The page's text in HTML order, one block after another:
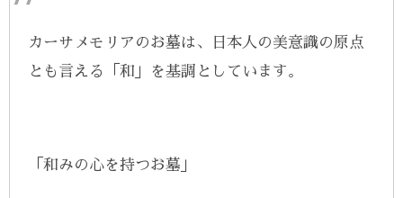
カーサメモリアのお墓は、日本人の美意識の原点
とも言える「和」を基調としています。
「和みの心を持つお墓」